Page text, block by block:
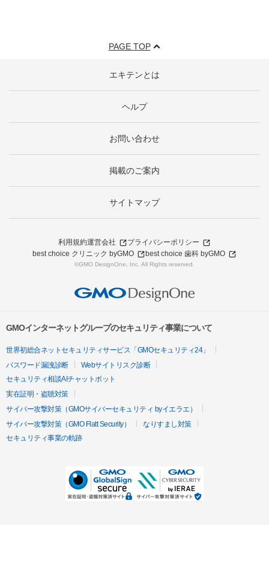
PAGE TOP
エキテンとは
ヘルプ
お問い合わせ
掲載のご案内
サイトマップ
利用規約運営会社
プライバシーポリシー
best choice クリニック byGMO
best choice 歯科 byGMO
©GMO DesignOne, Inc. All Rights reserved.
GMOインターネットグループのセキュリティ事業について
世界初総合ネットセキュリティサービス「GMOセキュリティ24」
パスワード漏洩診断
Webサイトリスク診断
セキュリティ相談AIチャットボット
実在証明・盗聴対策
サイバー攻撃対策（GMOサイバーセキュリティ byイエラエ）
サイバー攻撃対策（GMO Flatt Security）
なりすまし対策
セキュリティ事業の軌跡